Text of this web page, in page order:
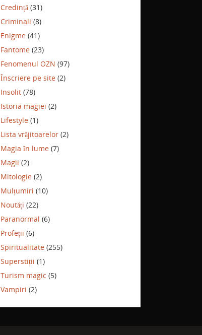
Credință (31)
Criminali (8)
Enigme (41)
Fantome (23)
Fenomenul OZN (97)
Înscriere pe site (2)
Insolit (78)
Istoria magiei (2)
Lifestyle (1)
Lista vrăjitoarelor (2)
Magia în lume (7)
Magii (2)
Mitologie (2)
Mulțumiri (10)
Noutăți (22)
Paranormal (6)
Profeții (6)
Spiritualitate (255)
Superstiții (1)
Turism magic (5)
Vampiri (2)